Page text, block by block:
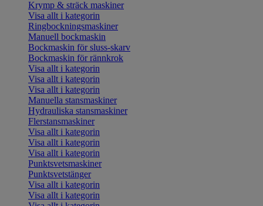
Krymp & sträck maskiner
Visa allt i kategorin
Ringbockningsmaskiner
Manuell bockmaskin
Bockmaskin för sluss-skarv
Bockmaskin för rännkrok
Visa allt i kategorin
Visa allt i kategorin
Visa allt i kategorin
Manuella stansmaskiner
Hydrauliska stansmaskiner
Flerstansmaskiner
Visa allt i kategorin
Visa allt i kategorin
Visa allt i kategorin
Punktsvetsmaskiner
Punktsvetstänger
Visa allt i kategorin
Visa allt i kategorin